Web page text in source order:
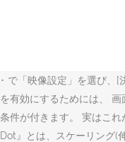
･ で「映像設定」を選び、[
を有効にするためには、
条件が付きます。 実はこ
Dot』とは、スケーリング(